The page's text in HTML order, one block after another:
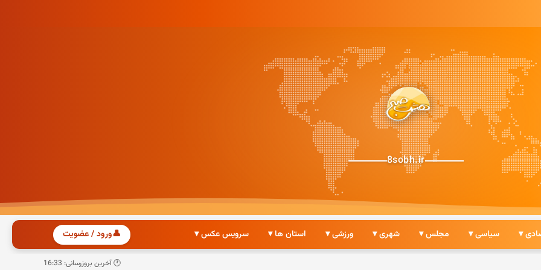
8sobh.ir
▾ سیاسی ▾ مجلس ▾ شهری ▾ ورزشی ▾ استان ها ▾ سرویس عکس ▾ 👤ورود / عضویت
🕐 آخرین بروزرسانی: 16:33